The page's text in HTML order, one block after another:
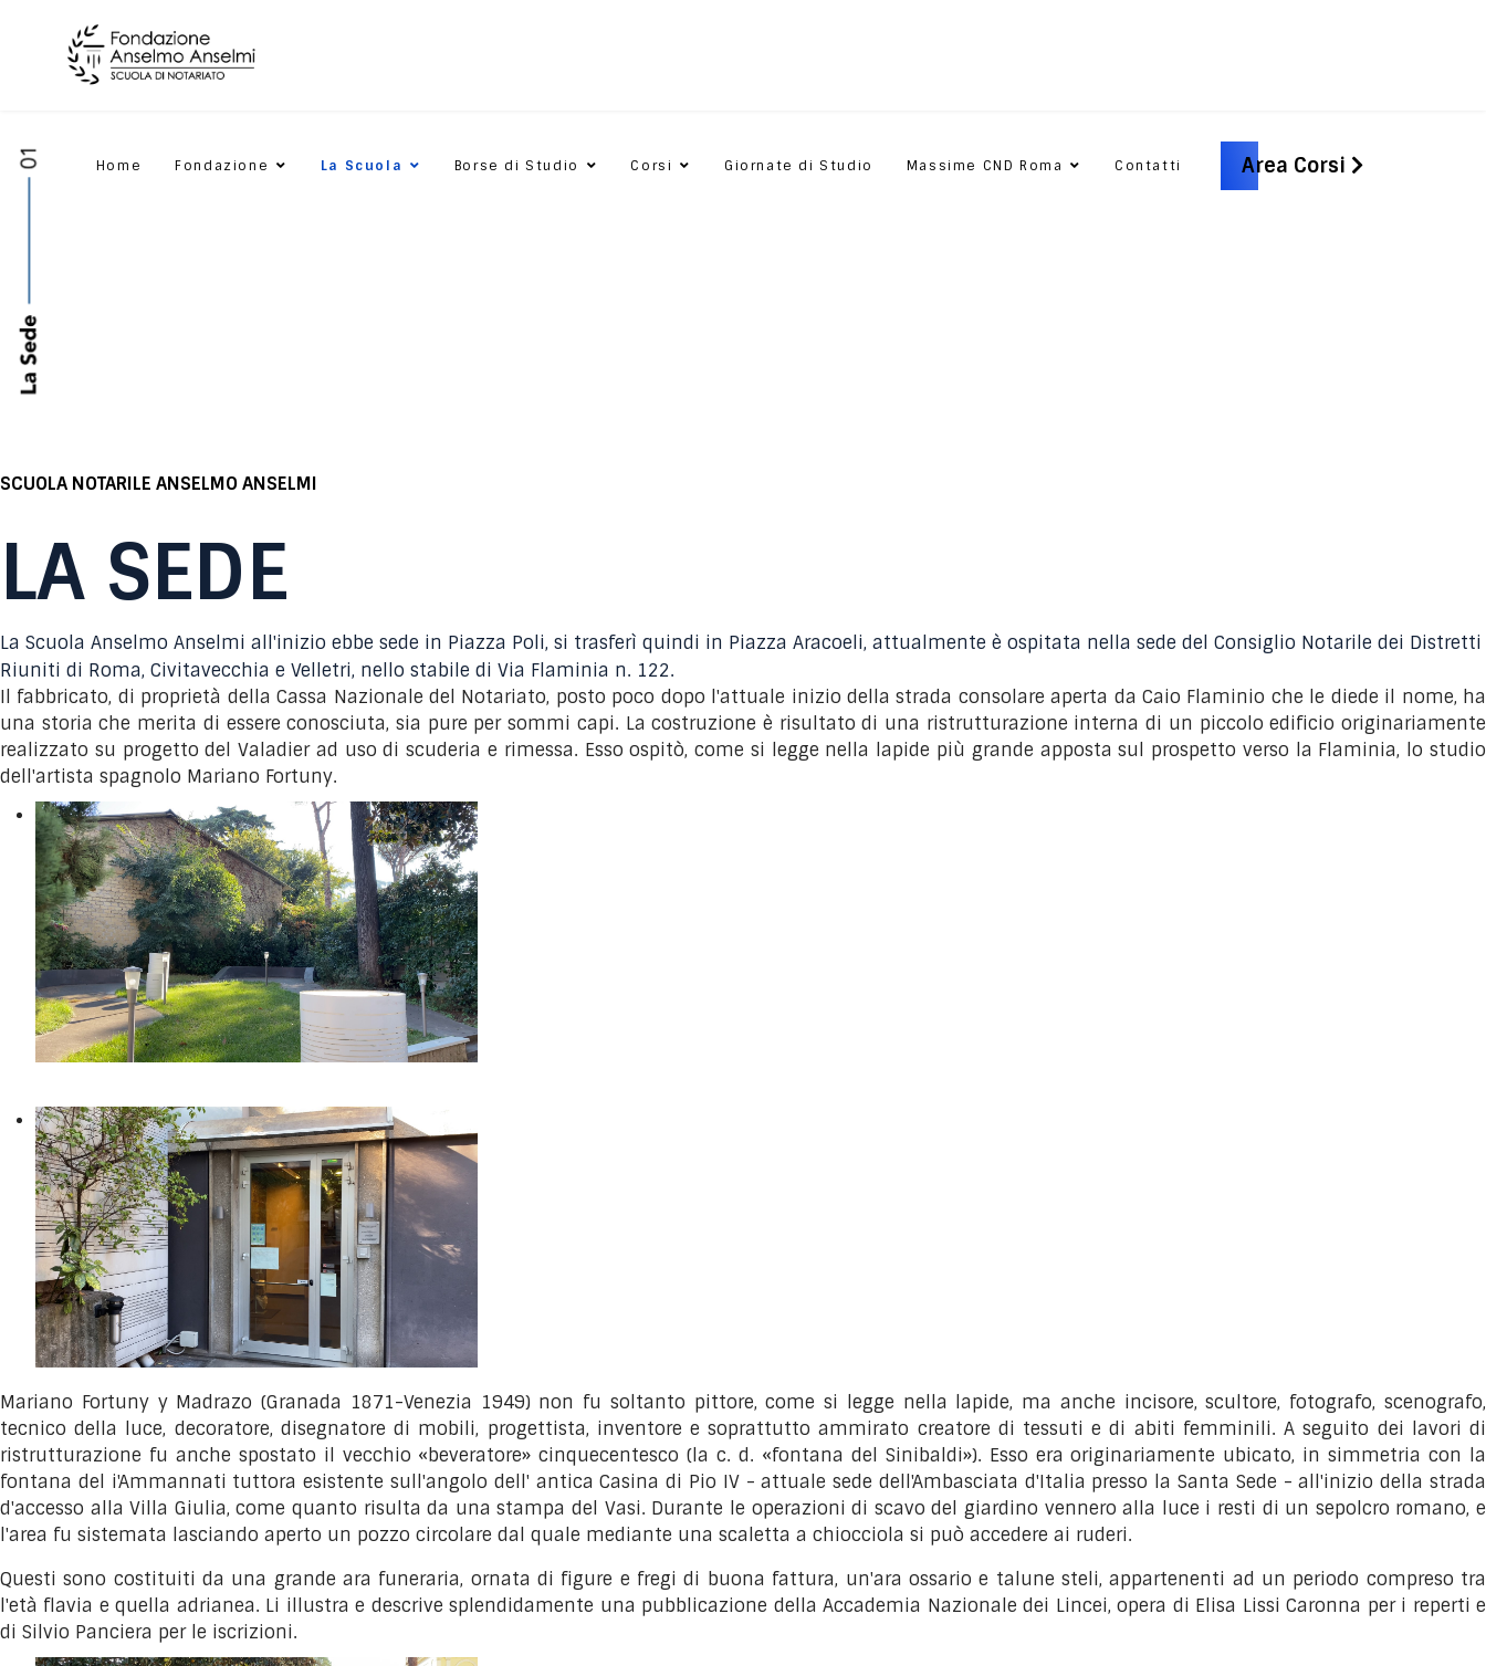
Home Fondazione La Scuola Borse di Studio Corsi Giornate di Studio Massime CND Roma Contatti Area Corsi
SCUOLA NOTARILE ANSELMO ANSELMI
LA SEDE
La Scuola Anselmo Anselmi all'inizio ebbe sede in Piazza Poli, si trasferì quindi in Piazza Aracoeli, attualmente è ospitata nella sede del Consiglio Notarile dei Distretti
Riuniti di Roma, Civitavecchia e Velletri, nello stabile di Via Flaminia n. 122.
Il fabbricato, di proprietà della Cassa Nazionale del Notariato, posto poco dopo l'attuale inizio della strada consolare aperta da Caio Flaminio che le diede il nome, ha
una storia che merita di essere conosciuta, sia pure per sommi capi. La costruzione è risultato di una ristrutturazione interna di un piccolo edificio originariamente
realizzato su progetto del Valadier ad uso di scuderia e rimessa. Esso ospitò, come si legge nella lapide più grande apposta sul prospetto verso la Flaminia, lo studio
dell'artista spagnolo Mariano Fortuny.
Mariano Fortuny y Madrazo (Granada 1871-Venezia 1949) non fu soltanto pittore, come si legge nella lapide, ma anche incisore, scultore, fotografo, scenografo,
tecnico della luce, decoratore, disegnatore di mobili, progettista, inventore e soprattutto ammirato creatore di tessuti e di abiti femminili.A seguito dei lavori di
ristrutturazione fu anche spostato il vecchio «beveratore» cinquecentesco (la c. d. «fontana del Sinibaldi»). Esso era originariamente ubicato, in simmetria con la
fontana del i'Ammannati tuttora esistente sull'angolo dell' antica Casina di Pio IV - attuale sede dell'Ambasciata d'Italia presso la Santa Sede - all'inizio della strada
d'accesso alla Villa Giulia, come quanto risulta da una stampa del Vasi. Durante le operazioni di scavo del giardino vennero alla luce i resti di un sepolcro romano, e
l'area fu sistemata lasciando aperto un pozzo circolare dal quale mediante una scaletta a chiocciola si può accedere ai ruderi.
Questi sono costituiti da una grande ara funeraria, ornata di figure e fregi di buona fattura, un'ara ossario e talune steli, appartenenti ad un periodo compreso tra
l'età flavia e quella adrianea. Li illustra e descrive splendidamente una pubblicazione della Accademia Nazionale dei Lincei, opera di Elisa Lissi Caronna per i reperti e
di Silvio Panciera per le iscrizioni.